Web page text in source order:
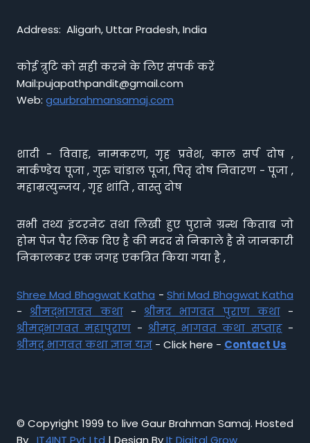
Address: Aligarh, Uttar Pradesh, India
कोई त्रुटि को सही करने के लिए संपर्क करें
Mail:pujapathpandit@gmail.com
Web: gaurbrahmansamaj.com
शादी - विवाह, नामकरण, गृह प्रवेश, काल सर्प दोष ,
मार्कण्डेय पूजा , गुरु चांडाल पूजा, पितृ दोष निवारण - पूजा ,
महाम्रत्युन्जय , गृह शांति , वास्तु दोष
सभी तथ्य इंटरनेट तथा लिखी हुए पुराने ग्रन्थ किताब जो
होम पेज पैर लिंक दिए है की मदद से निकाले है से जानकारी
निकालकर एक जगह एकत्रित किया गया है ,
Shree Mad Bhagwat Katha - Shri Mad Bhagwat Katha
- श्रीमद्भागवत कथा- श्रीमद भागवत पुराण कथा-
श्रीमद्भागवत महापुराण - श्रीमद् भागवत कथा सप्ताह-
श्रीमद् भागवत कथा ज्ञान यज्ञ - Click here - Contact Us
© Copyright 1999 to live Gaur Brahman Samaj. Hosted
By IT4INT Pvt Ltd | Design ByIt Digital Grow